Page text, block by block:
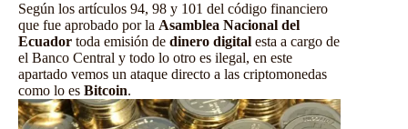
Según los artículos 94, 98 y 101 del código financiero
que fue aprobado por la Asamblea Nacional del
Ecuador toda emisión de dinero digital esta a cargo de
el Banco Central y todo lo otro es ilegal, en este
apartado vemos un ataque directo a las criptomonedas
como lo es Bitcoin.